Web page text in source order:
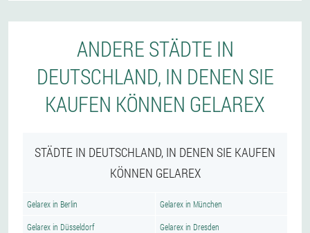
ANDERE STÄDTE IN
DEUTSCHLAND, IN DENEN SIE
KAUFEN KÖNNEN GELAREX
STÄDTE IN DEUTSCHLAND, IN DENEN SIE KAUFEN
KÖNNEN GELAREX
Gelarex in Berlin Gelarex in München
Gelarex in Düsseldorf Gelarex in Dresden